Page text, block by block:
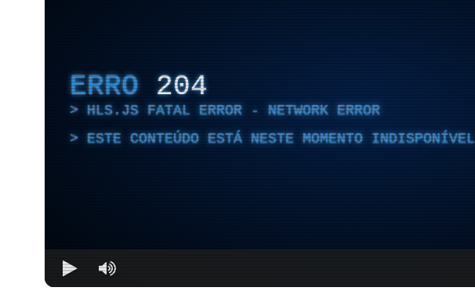
ERRO 204
HLS.JS FATAL ERROR - NETWORK ERROR
ESTE CONTEÚDO ESTÁ NESTE MOMENTO INDISPONÍVEL